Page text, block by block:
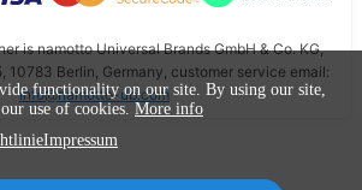
is namotto Universal Brands GmbH & Co. KG,
10783 Berlin, Germany, customer service email:
info@namotto-ub.com
functionality on our site. By using our site,
use of cookies. More info
Impressum